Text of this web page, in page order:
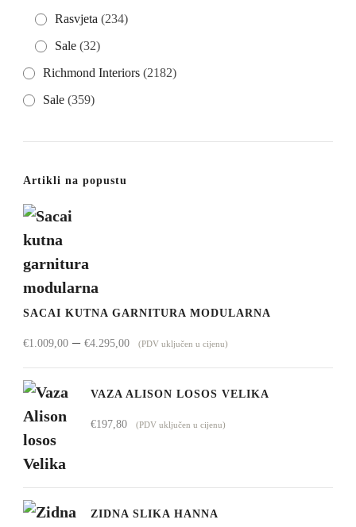
Rasvjeta (234)
Sale (32)
Richmond Interiors (2182)
Sale (359)
Artikli na popustu
SACAI KUTNA GARNITURA MODULARNA
€1.009,00 – €4.295,00Raspon
cijena:
od
(PDV uključen u cijenu)
VAZA ALISON LOSOS VELIKA
€197,80 (PDV uključen u cijenu)
ZIDNA SLIKA HANNA